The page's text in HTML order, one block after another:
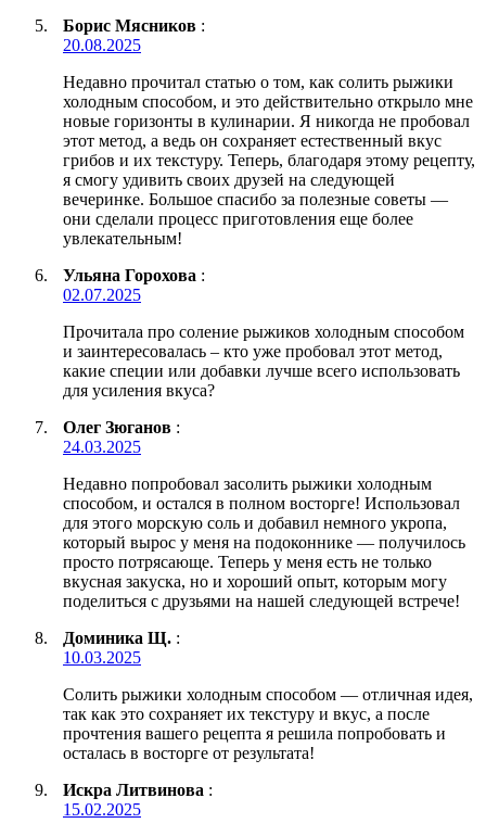
Борис Мясников :
20.08.2025
Недавно прочитал статью о том, как солить рыжики
холодным способом, и это действительно открыло мне
новые горизонты в кулинарии. Я никогда не пробовал
этот метод, а ведь он сохраняет естественный вкус
грибов и их текстуру. Теперь, благодаря этому рецепту,
я смогу удивить своих друзей на следующей
вечеринке. Большое спасибо за полезные советы —
они сделали процесс приготовления еще более
увлекательным!
Ульяна Горохова :
02.07.2025
Прочитала про соление рыжиков холодным способом
и заинтересовалась – кто уже пробовал этот метод,
какие специи или добавки лучше всего использовать
для усиления вкуса?
Олег Зюганов :
24.03.2025
Недавно попробовал засолить рыжики холодным
способом, и остался в полном восторге! Использовал
для этого морскую соль и добавил немного укропа,
который вырос у меня на подоконнике — получилось
просто потрясающе. Теперь у меня есть не только
вкусная закуска, но и хороший опыт, которым могу
поделиться с друзьями на нашей следующей встрече!
Доминика Щ. :
10.03.2025
Солить рыжики холодным способом — отличная идея,
так как это сохраняет их текстуру и вкус, а после
прочтения вашего рецепта я решила попробовать и
осталась в восторге от результата!
Искра Литвинова :
15.02.2025